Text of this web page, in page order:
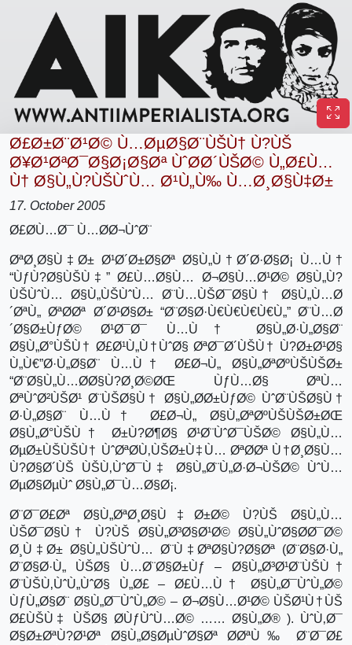
Ø£Ø±Ø¨Ø¹Ø© Ù…ØµØ§Ø¨ÙŠÙ† Ù?ÙŠ
Ø¥Ø¹ØªØ¯Ø§Ø¡Ø§Øª ÙˆØ­Ø´ÙŠØ© Ù„Ø£Ù…
Ù† Ø§Ù„Ù?ÙŠÙˆÙ… Ø¹Ù„Ù‰ Ù…Ø¸Ø§Ù‡Ø±
17. October 2005
Ø£Ø­Ù…Ø¯ Ù…Ø­Ø¬ÙˆØ¨
ØªØ¸Ø§Ù‡Ø± Ø¹Ø´Ø±Ø§Øª Ø§Ù„Ù†Ø´Ø·Ø§Ø¡ Ù…Ù†
“ÙƒÙ?Ø§ÙŠÙ‡” Ø£Ù…Ø§Ù… Ø¬Ø§Ù…Ø¹Ø© Ø§Ù„Ù?
ÙŠÙˆÙ… Ø§Ù„ÙŠÙˆÙ… Ø¨Ù…ÙŠØ¯Ø§Ù† Ø§Ù„Ù…Ø
´ØªÙ„ ØªØ­Øª Ø´Ø¹Ø§Ø± “Ø¨Ø§Ø·Ù€Ù€Ù€Ù€Ù„” Ø¨Ù…Ø
´Ø§Ø±ÙƒØ© Ø¹Ø¯Ø¯ Ù…Ù† Ø§Ù„Ø·Ù„Ø§Ø¨
Ø§Ù„Ø°ÙŠÙ† Ø£Ø¹Ù„Ù†ÙˆØ§ ØªØ¯Ø´ÙŠÙ† Ù?Ø±Ø¹Ø§
Ù„Ù€”Ø·Ù„Ø§Ø¨ Ù…Ù† Ø£Ø¬Ù„ Ø§Ù„ØªØºÙŠÙŠØ±
“Ø¨Ø§Ù„Ù…Ø­Ø§Ù?Ø¸Ø©ØŒ ÙƒÙ…Ø§ ØªÙ…
ØªÙˆØ²ÙŠØ¹ Ø¨ÙŠØ§Ù† Ø§Ù„Ø­Ø±ÙƒØ© ÙˆØ¨ÙŠØ§Ù†
Ø·Ù„Ø§Ø¨ Ù…Ù† Ø£Ø¬Ù„ Ø§Ù„ØªØºÙŠÙŠØ±ØŒ
Ø§Ù„Ø°ÙŠÙ† Ø±Ù?Ø¶Ø§ Ø¹Ø¨ÙˆØ¯ÙŠØ© Ø§Ù„Ù…
ØµØ±ÙŠÙŠÙ† ÙˆØªØ­Ù‚ÙŠØ±Ù‡Ù… ØªØ­Øª Ù†Ø¸Ø§Ù…
Ù?Ø§Ø´ÙŠ ÙŠÙ‚ÙˆØ¯Ù‡ Ø§Ù„Ø¨Ù„Ø·Ø¬ÙŠØ© ÙˆÙ…
ØµØ§ØµÙˆ Ø§Ù„Ø¯Ù…Ø§Ø¡.
Ø¨Ø¯Ø£Øª Ø§Ù„ØªØ¸Ø§Ù‡Ø±Ø© Ù?ÙŠ Ø§Ù„Ù…
ÙŠØ¯Ø§Ù† Ù?ÙŠ Ø§Ù„Ø³Ø§Ø¹Ø© Ø§Ù„ÙˆØ§Ø­Ø¯Ø©
Ø¸Ù‡Ø± Ø§Ù„ÙŠÙˆÙ… Ø¨Ù‡ØªØ§Ù?Ø§Øª (Ø¨Ø§Ø·Ù„
Ø¨Ø§Ø·Ù„ ÙŠØ§ Ù…Ø¨Ø§Ø±Ùƒ – Ø§Ù„Ø³Ø¹Ø¨ÙŠÙ†
Ø¨ÙŠÙ‚ÙˆÙ„ÙˆØ§ Ù„Ø£ – Ø£Ù…Ù† Ø§Ù„Ø¯ÙˆÙ„Ø©
ÙƒÙ„Ø§Ø¨ Ø§Ù„Ø¯ÙˆÙ„Ø© – Ø¬Ø§Ù…Ø¹Ø© ÙŠØ¹Ù†ÙŠ
Ø£ÙŠÙ‡ ÙŠØ§ Ø­ÙƒÙˆÙ…Ø© …… Ø§Ù„Ø® ). ÙˆÙ‚Ø¯
Ø§Ø±ØªÙ?Ø¹Øª Ø§Ù„Ø§ØµÙˆØ§Øª Ø­ØªÙ‰ Ø¨Ø¯Ø£